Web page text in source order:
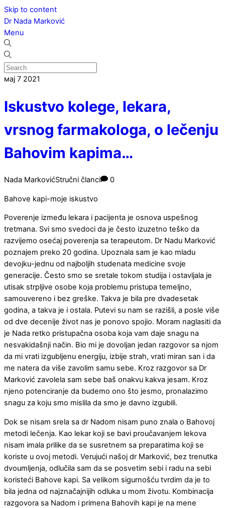
Skip to content
Dr Nada Marković
Menu
мај 7 2021
Iskustvo kolege, lekara,
vrsnog farmakologa, o lečenju
Bahovim kapima…
Nada MarkovićStručni članci 0
Bahove kapi-moje iskustvo
Poverenje između lekara i pacijenta je osnova uspešnog
tretmana. Svi smo svedoci da je često izuzetno teško da
razvijemo osećaj poverenja sa terapeutom. Dr Nadu Marković
poznajem preko 20 godina. Upoznala sam je kao mladu
devojku-jednu od najboljih studenata medicine svoje
generacije. Često smo se sretale tokom studija i ostavljala je
utisak strpljive osobe koja problemu pristupa temeljno,
samouvereno i bez greške. Takva je bila pre dvadesetak
godina, a takva je i ostala. Putevi su nam se razišli, a posle više
od dve decenije život nas je ponovo spojio. Moram naglasiti da
je Nada retko pristupačna osoba koja vam daje snagu na
nesvakidašnji način. Bio mi je dovoljan jedan razgovor sa njom
da mi vrati izgubljenu energiju, izbije strah, vrati miran san i da
me natera da više zavolim samu sebe. Kroz razgovor sa Dr
Marković zavolela sam sebe baš onakvu kakva jesam. Kroz
njeno potenciranje da budemo ono što jesmo, pronalazimo
snagu za koju smo mislila da smo je davno izgubili.
Dok se nisam srela sa dr Nadom nisam puno znala o Bahovoj
metodi lečenja. Kao lekar koji se bavi proučavanjem lekova
nisam imala prilike da se susretnem sa preparatima koji se
koriste u ovoj metodi. Verujući našoj dr Marković, bez trenutka
dvoumljenja, odlučila sam da se posvetim sebi i radu na sebi
koristeći Bahove kapi. Sa velikom sigurnošću tvrdim da je to
bila jedna od najznačajnijih odluka u mom životu. Kombinacija
razgovora sa Nadom i primena Bahovih kapi je na mene